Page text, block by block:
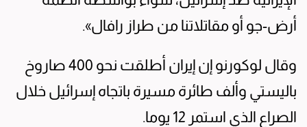
أرض-جو أو مقاتلاتنا من طراز رافال».
وقال لوكورنو إن إيران أطلقت نحو 400 صاروخ
باليستي وألف طائرة مسيرة باتجاه إسرائيل خلال
الصراع الذي استمر 12 يوما.